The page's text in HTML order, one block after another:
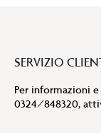
SERVIZIO
Per informazioni
0324/848320,